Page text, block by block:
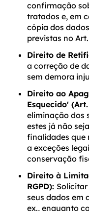
confirmação
tratados e, em
cópia dos
previstas no Art.
Direito de
a correção de
sem demora
Direito ao
Esquecido' (Art.
eliminação dos
estes já não
finalidades que
a exceções
conservação
Direito à
RGPD):
seus dados em
ex., enquanto